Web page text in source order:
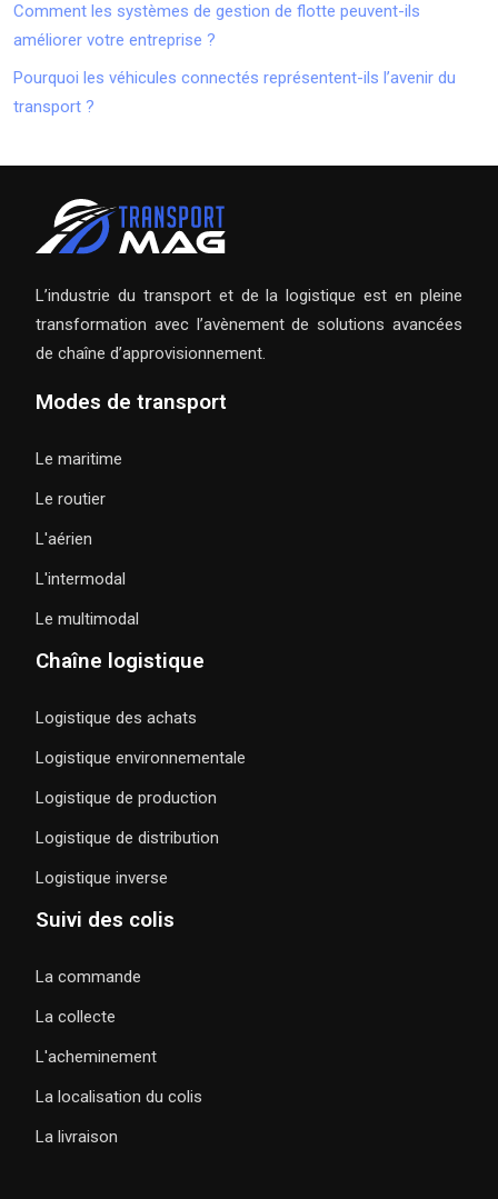
Comment les systèmes de gestion de flotte peuvent-ils
améliorer votre entreprise ?
Pourquoi les véhicules connectés représentent-ils l’avenir du
transport ?
L’industrie du transport et de la logistique est en pleine
transformation avec l’avènement de solutions avancées
de chaîne d’approvisionnement.
Modes de transport
Le maritime
Le routier
L'aérien
L'intermodal
Le multimodal
Chaîne logistique
Logistique des achats
Logistique environnementale
Logistique de production
Logistique de distribution
Logistique inverse
Suivi des colis
La commande
La collecte
L'acheminement
La localisation du colis
La livraison